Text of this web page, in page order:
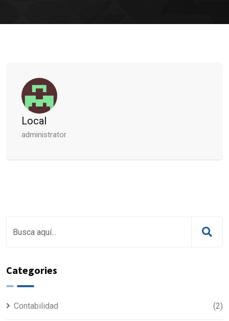
Local
administrator
Categories
Contabilidad (2)